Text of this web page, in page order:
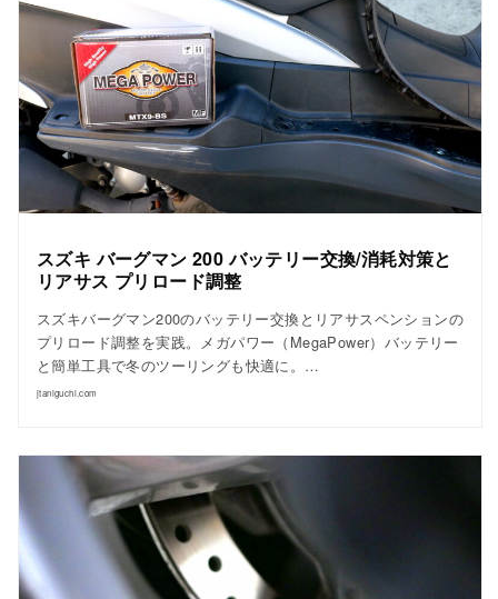
スズキ バーグマン 200 バッテリー交換/消耗対策と
リアサス プリロード調整
スズキバーグマン200のバッテリー交換とリアサスペンションの
プリロード調整を実践。メガパワー（MegaPower）バッテリー
と簡単工具で冬のツーリングも快適に。…
jtaniguchi.com